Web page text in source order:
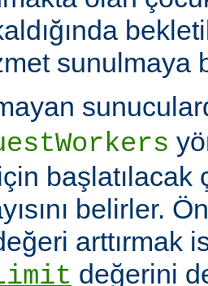
sunulmaya
başlatılacak
belirler.
arttırmak
değerini